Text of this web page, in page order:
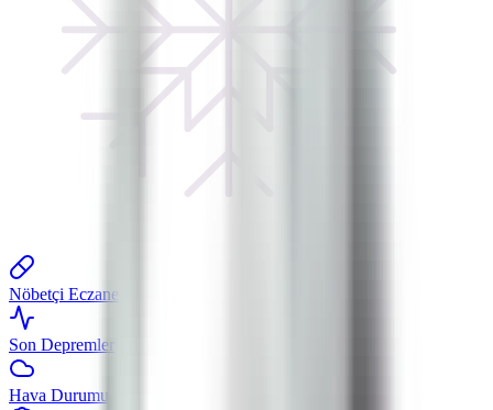
Nöbetçi Eczane
Son Depremler
Hava Durumu